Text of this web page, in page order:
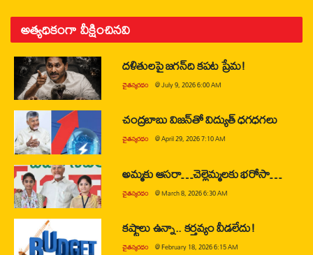
అత్యధికంగా వీక్షించినవి
దళితులపై జగన్‌ది కపట ప్రేమ!
చైతన్యరధం @July 9, 2026 6:00 AM
చంద్రబాబు విజన్‌తో విద్యుత్ ధగధగలు
చైతన్యరధం @April 29, 2026 7:10 AM
అమ్మకు ఆసరా…చెల్లెమ్మలకు భరోసా…
చైతన్యరధం @March 8, 2026 6:30 AM
కష్టాలు ఉన్నా.. కర్తవ్యం వీడలేదు!
చైతన్యరధం @February 18, 2026 6:15 AM